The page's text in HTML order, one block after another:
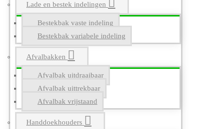
Lade en bestek indelingen
Bestekbak vaste indeling
Bestekbak variabele indeling
Afvalbakken
Afvalbak uitdraaibaar
Afvalbak uittrekbaar
Afvalbak vrijstaand
Handdoekhouders